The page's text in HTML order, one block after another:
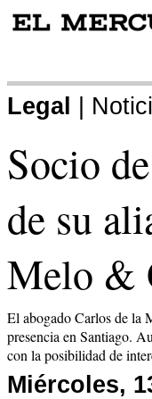
.
Legal |
Socio
de su
Melo &
El abogado Carlos de la
presencia en Santiago.
con la posibilidad de
Miércoles,